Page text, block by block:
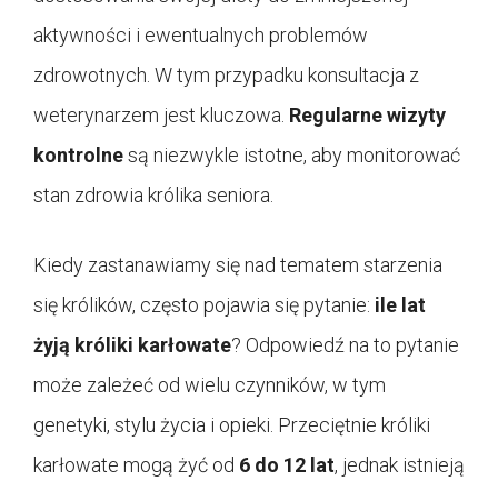
aktywności i ewentualnych problemów
zdrowotnych. W tym przypadku konsultacja z
weterynarzem jest kluczowa. Regularne wizyty
kontrolnesą niezwykle istotne, aby monitorować
stan zdrowia królika seniora.
Kiedy zastanawiamy się nad tematem starzenia
się królików, często pojawia się pytanie: ile lat
żyją króliki karłowate? Odpowiedź na to pytanie
może zależeć od wielu czynników, w tym
genetyki, stylu życia i opieki. Przeciętnie króliki
karłowate mogą żyć od 6 do 12 lat, jednak istnieją